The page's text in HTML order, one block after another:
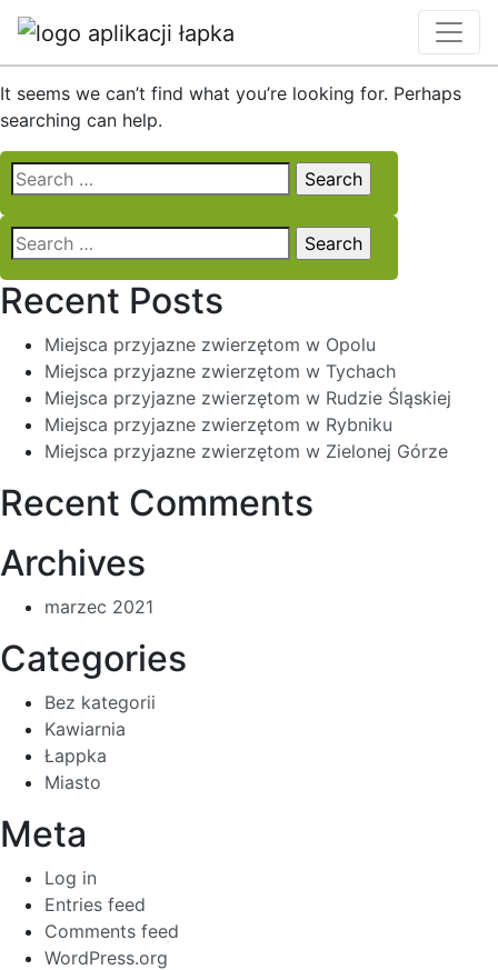
Nothing Found
It seems we can’t find what you’re looking for. Perhaps
searching can help.
Search
for:
Search
for:
Recent Posts
Miejsca przyjazne zwierzętom w Opolu
Miejsca przyjazne zwierzętom w Tychach
Miejsca przyjazne zwierzętom w Rudzie Śląskiej
Miejsca przyjazne zwierzętom w Rybniku
Miejsca przyjazne zwierzętom w Zielonej Górze
Recent Comments
Archives
marzec 2021
Categories
Bez kategorii
Kawiarnia
Łappka
Miasto
Meta
Log in
Entries feed
Comments feed
WordPress.org